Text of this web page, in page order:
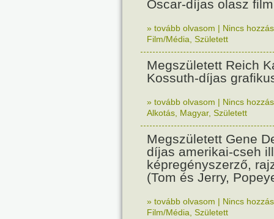
Oscar-díjas olasz
» tovább olvasom | Nincs
Film/Média Született
Megszületett Reich
Kossuth-díjas
» tovább olvasom | Nincs
Alkotás Magyar, Született
Megszületett Gene
díjas amerikai-cseh
képregényszerző,
(Tom és Jerry,
» tovább olvasom | Nincs
Film/Média Született